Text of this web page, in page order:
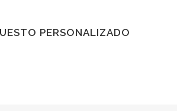
PERSONALIZADO